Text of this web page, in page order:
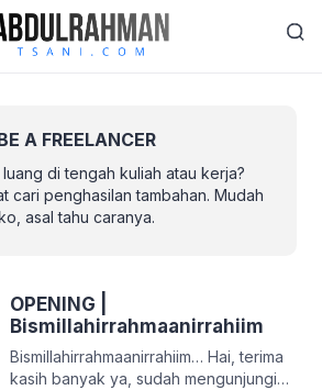
A FREELANCER
di tengah kuliah atau kerja?
cari penghasilan tambahan. Mudah
asal tahu caranya.
OPENING |
Bismillahirrahmaanirrahiim
Bismillahirrahmaanirrahiim… Hai, terima
kasih banyak ya, sudah mengunjungi